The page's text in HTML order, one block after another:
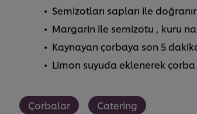
Semizotları sapları ile
Margarin ile semizotu , kuru
Kaynayan çorbaya son 5
Limon suyuda eklenerek
Çorbalar Catering